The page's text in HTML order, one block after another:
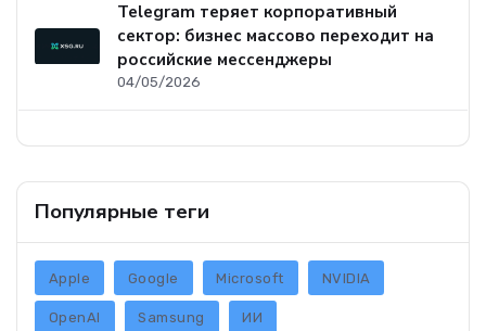
Telegram теряет корпоративный
сектор: бизнес массово переходит на
российские мессенджеры
04/05/2026
Популярные теги
Apple Google Microsoft NVIDIA
OpenAI Samsung ИИ